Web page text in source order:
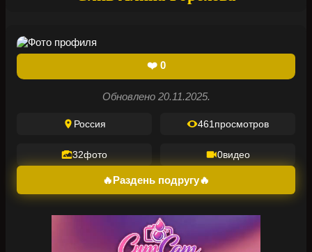
❤️ 0
Обновлено 20.11.2025.
Россия 461 просмотров
32фото 0видео
🔥Раздень подругу🔥